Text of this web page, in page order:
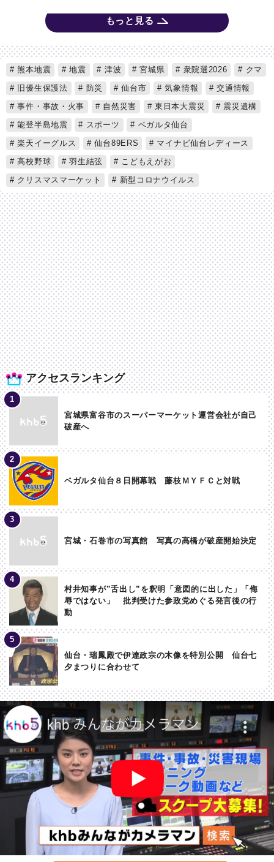
もっと見る
アクセスランキング
宮城県富谷市のスーパーマーケット運営会社が自己
破産へ
ベガルタ仙台８日開幕戦 藤枝ＭＹＦＣと対戦
宮城・石巻市の写真館 写真の高橋が破産開始決定
村井知事が”舌出し”を釈明「意図的に出した」「侮
辱ではない」 批判受けた参政党めぐる発言後の行
動
仙台・瑞鳳殿で伊達政宗の木像を特別公開 仙台七
夕まつりに合わせて
熊本地震 地震 津波 宮城県 衆院選2026
クマ
旧優生保護法
防災 仙台市 気象情報
交通情報
事件・事故・火事
自然災害 東日本大震災
震災遺構
能登半島地震
スポーツ
ベガルタ仙台
楽天イーグルス
仙台89ERS
マイナビ仙台レディース
高校野球
羽生結弦
こどもえがお
クリスマスマーケット
新型コロナウイルス